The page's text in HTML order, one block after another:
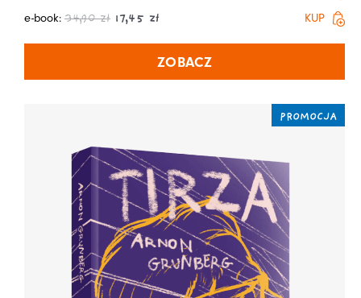
e-book: 34,90zł 17,45 zł KUP
ZOBACZ
PROMOCJA